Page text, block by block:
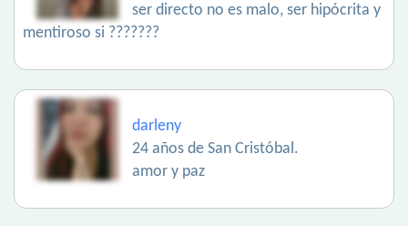
ser directo no es malo, ser hipócrita y
mentiroso si ???????
darleny
24 años de San Cristóbal.
amor y paz